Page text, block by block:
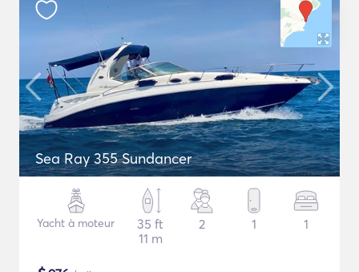
Sea Ray 355 Sundancer
Yacht à moteur
35 ft
11 m
2 1 1